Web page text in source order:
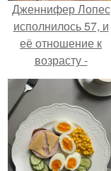
Дженнифер Лопес
исполнилось 57, и
её отношение к
возрасту -
настоящий
манифест
уверенности: "не
говорите, что я
отлично выгляжу
для 57.